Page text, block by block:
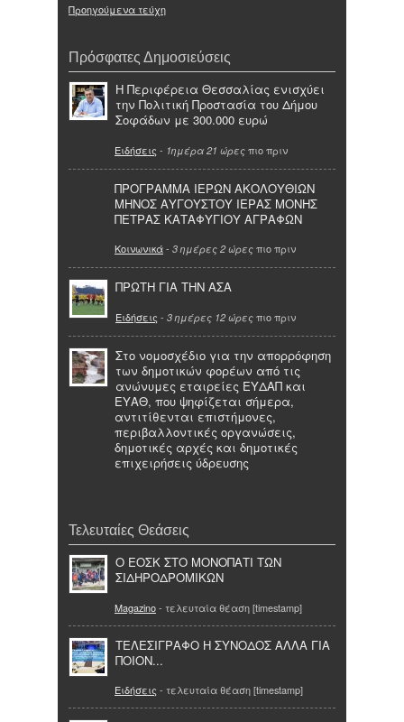
Προηγούμενα τεύχη
Πρόσφατες Δημοσιεύσεις
Η Περιφέρεια Θεσσαλίας ενισχύει
την Πολιτική Προστασία του Δήμου
Σοφάδων με 300.000 ευρώ
Ειδήσεις - 1ημέρα 21 ώρες πιο πριν
ΠΡΟΓΡΑΜΜΑ ΙΕΡΩΝ ΑΚΟΛΟΥΘΙΩΝ
ΜΗΝΟΣ ΑΥΓΟΥΣΤΟΥ ΙΕΡΑΣ ΜΟΝΗΣ
ΠΕΤΡΑΣ ΚΑΤΑΦΥΓΙΟΥ ΑΓΡΑΦΩΝ
Κοινωνικά- 3 ημέρες 2 ώρες πιο πριν
ΠΡΩΤΗ ΓΙΑ ΤΗΝ ΑΣΑ
Ειδήσεις - 3 ημέρες 12 ώρες πιο πριν
Στο νομοσχέδιο για την απορρόφηση
των δημοτικών φορέων από τις
ανώνυμες εταιρείες ΕΥΔΑΠ και
ΕΥΑΘ, που ψηφίζεται σήμερα,
αντιτίθενται επιστήμονες,
περιβαλλοντικές οργανώσεις,
δημοτικές αρχές και δημοτικές
επιχειρήσεις ύδρευσης
Τελευταίες Θεάσεις
Ο ΕΟΣΚ ΣΤΟ ΜΟΝΟΠΑΤΙ ΤΩΝ
ΣΙΔΗΡΟΔΡΟΜΙΚΩΝ
Magazino- τελευταία θέαση [timestamp]
ΤΕΛΕΣΙΓΡΑΦΟ Η ΣΥΝΟΔΟΣ ΑΛΛΑ ΓΙΑ
ΠΟΙΟΝ...
Ειδήσεις - τελευταία θέαση [timestamp]